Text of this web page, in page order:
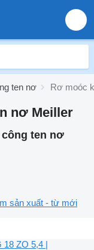
ten nơ Rơ moóc
nơ Meiller
ten nơ
sản xuất - từ mới